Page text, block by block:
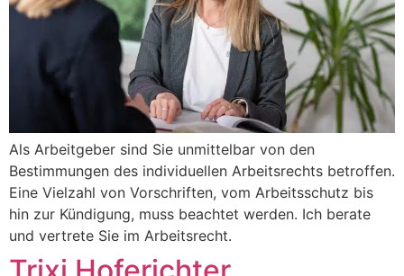
Als Arbeitgeber sind Sie unmittelbar von den
Bestimmungen des individuellen Arbeitsrechts betroffen.
Eine Vielzahl von Vorschriften, vom Arbeitsschutz bis
hin zur Kündigung, muss beachtet werden. Ich berate
und vertrete Sie im Arbeitsrecht.